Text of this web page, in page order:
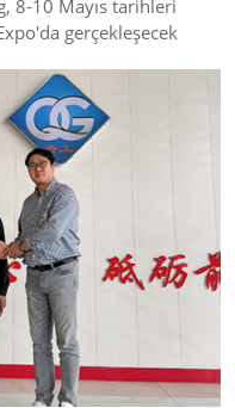
8-10 Mayıs tarihleri
gerçekleşecek
yer alan